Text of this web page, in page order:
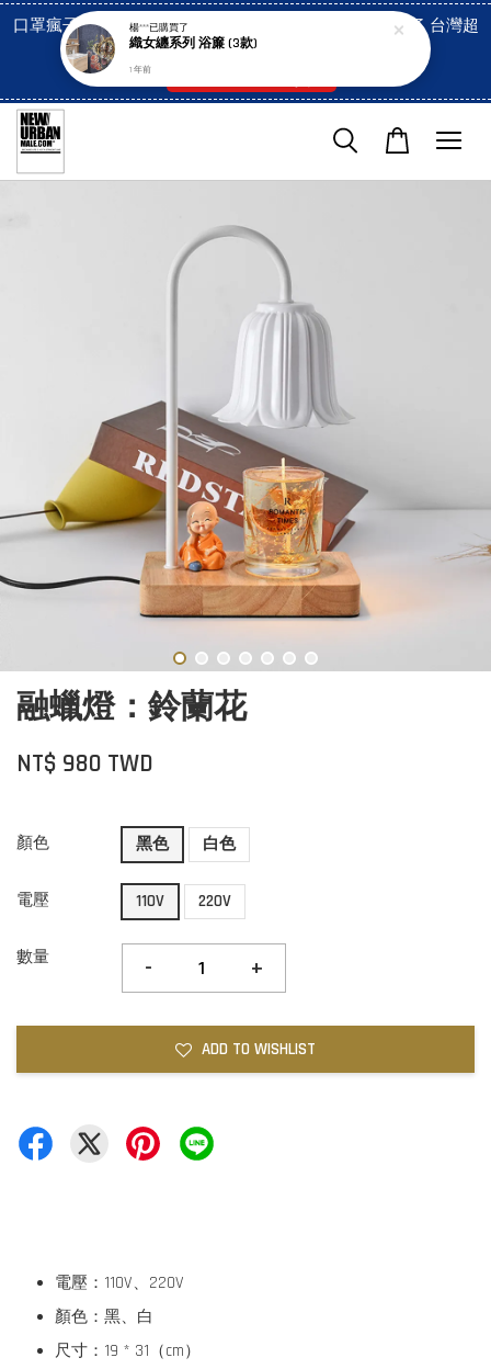
口罩瘋子官網, 放心訂購! 香港澳門信用卡付費已經開啓了 台灣超
市貨到付款也是!
融蠟燈：鈴蘭花
NT$ 980 TWD
顏色 黑色 白色
電壓 110V 220V
數量 - +
ADD TO WISHLIST
電壓：110V、220V
顏色：黑、白
尺寸：19 * 31（cm）
楊***已購買了
織女纏系列 浴簾 (3款)
1 年前